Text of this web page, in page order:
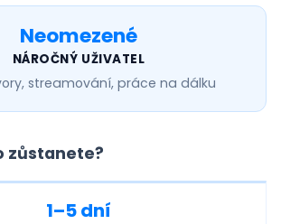
Neomezené
NÁROČNÝ UŽIVATEL
streamování, práce na dálku
zůstanete?
1–5 dní